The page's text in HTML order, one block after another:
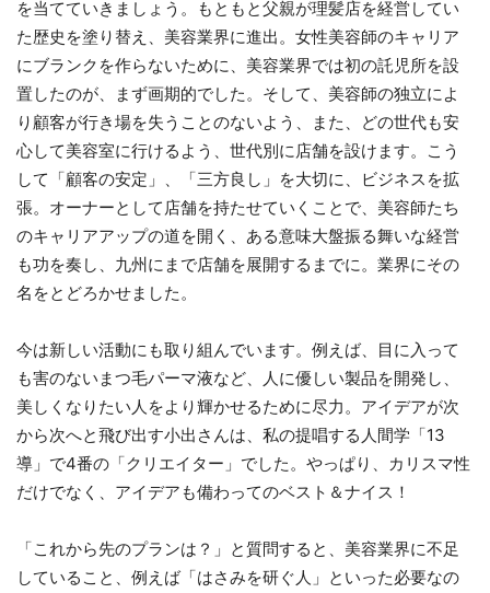
を当てていきましょう。もともと父親が理髪店を経営してい
た歴史を塗り替え、美容業界に進出。女性美容師のキャリア
にブランクを作らないために、美容業界では初の託児所を設
置したのが、まず画期的でした。そして、美容師の独立によ
り顧客が行き場を失うことのないよう、また、どの世代も安
心して美容室に行けるよう、世代別に店舗を設けます。こう
して「顧客の安定」、「三方良し」を大切に、ビジネスを拡
張。オーナーとして店舗を持たせていくことで、美容師たち
のキャリアアップの道を開く、ある意味大盤振る舞いな経営
も功を奏し、九州にまで店舗を展開するまでに。業界にその
名をとどろかせました。
今は新しい活動にも取り組んでいます。例えば、目に入って
も害のないまつ毛パーマ液など、人に優しい製品を開発し、
美しくなりたい人をより輝かせるために尽力。アイデアが次
から次へと飛び出す小出さんは、私の提唱する人間学「13
導」で4番の「クリエイター」でした。やっぱり、カリスマ性
だけでなく、アイデアも備わってのベスト＆ナイス！
「これから先のプランは？」と質問すると、美容業界に不足
していること、例えば「はさみを研ぐ人」といった必要なの